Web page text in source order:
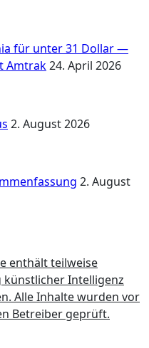
für unter 31 Dollar —
Amtrak24. April 2026
2. August 2026
2. August
enthält teilweise
Intelligenz
Alle Inhalte wurden vor
Betreiber geprüft.